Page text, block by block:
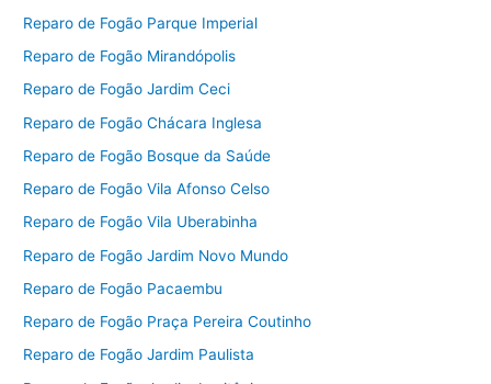
Reparo de Fogão Parque Imperial
Reparo de Fogão Mirandópolis
Reparo de Fogão Jardim Ceci
Reparo de Fogão Chácara Inglesa
Reparo de Fogão Bosque da Saúde
Reparo de Fogão Vila Afonso Celso
Reparo de Fogão Vila Uberabinha
Reparo de Fogão Jardim Novo Mundo
Reparo de Fogão Pacaembu
Reparo de Fogão Praça Pereira Coutinho
Reparo de Fogão Jardim Paulista